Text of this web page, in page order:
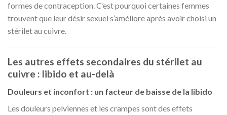
formes de contraception. C’est pourquoi certaines femmes
trouvent que leur désir sexuel s’améliore après avoir choisi un
stérilet au cuivre.
Les autres effets secondaires du stérilet au
cuivre : libido et au-delà
Douleurs et inconfort : un facteur de baisse de la libido
Les douleurs pelviennes et les crampes sont des effets